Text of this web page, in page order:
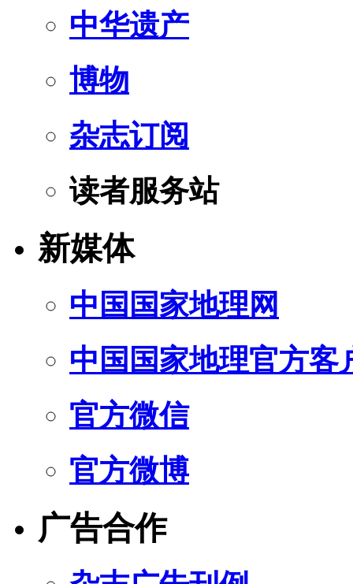
中华遗产
博物
杂志订阅
读者服务站
新媒体
中国国家地理网
中国国家地理官方客
官方微信
官方微博
广告合作